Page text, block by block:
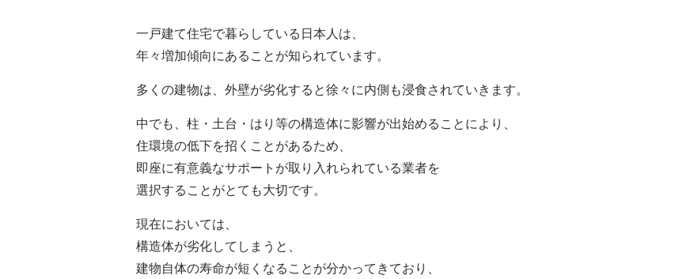
一戸建て住宅で暮らしている日本人は、
年々増加傾向にあることが知られています。
多くの建物は、外壁が劣化すると徐々に内側も浸食されていきます。
中でも、柱・土台・はり等の構造体に影響が出始めることにより、
住環境の低下を招くことがあるため、
即座に有意義なサポートが取り入れられている業者を
選択することがとても大切です。
現在においては、
構造体が劣化してしまうと、
建物自体の寿命が短くなることが分かってきており、